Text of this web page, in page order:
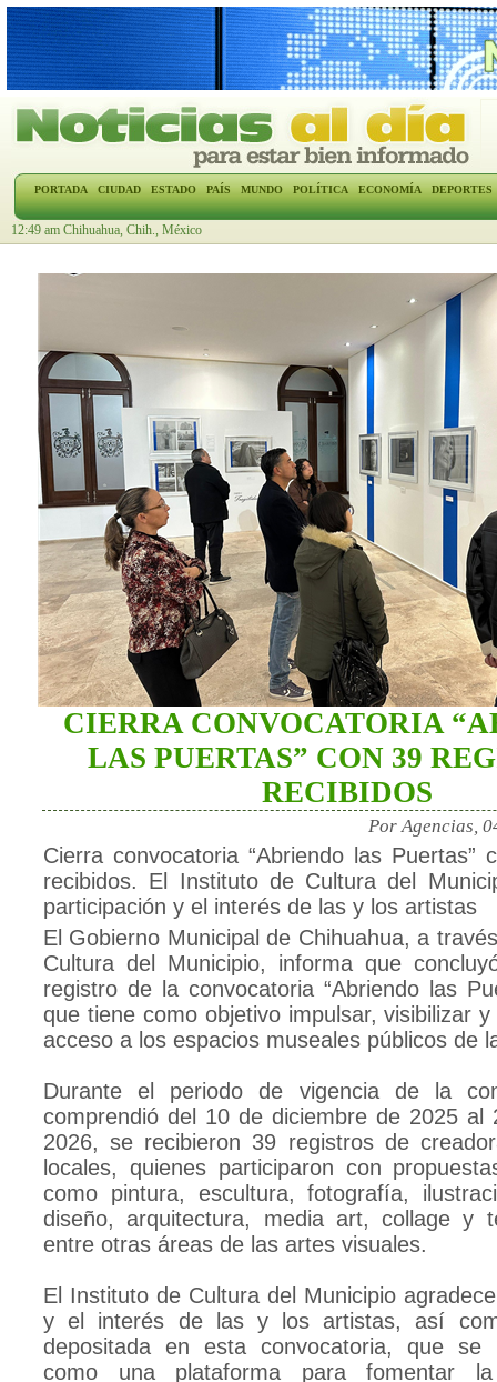
PORTADA CIUDAD ESTADO PAÍS MUNDO POLÍTICA ECONOMÍA DEPORTES
12:49 am Chihuahua, Chih., México
CIERRA CONVOCATORIA
LAS PUERTAS” CON 39
RECIBIDOS
Por Agencias,
Cierra convocatoria “Abriendo las Puertas”
recibidos. El Instituto de Cultura del
participación y el interés de las y los artistas
El Gobierno Municipal de Chihuahua, a
Cultura del Municipio, informa que
registro de la convocatoria “Abriendo las
que tiene como objetivo impulsar, visibilizar
acceso a los espacios museales públicos de
Durante el periodo de vigencia de la
comprendió del 10 de diciembre de 2025 al
2026, se recibieron 39 registros de
locales, quienes participaron con
como pintura, escultura, fotografía,
diseño, arquitectura, media art, collage y
entre otras áreas de las artes visuales.
El Instituto de Cultura del Municipio
y el interés de las y los artistas, así
depositada en esta convocatoria, que se
como una plataforma para fomentar